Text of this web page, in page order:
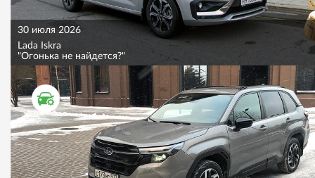
30 июля 2026
Lada Iskra
"Огонька не найдется?"
ТЕСТ ДРАЙВ